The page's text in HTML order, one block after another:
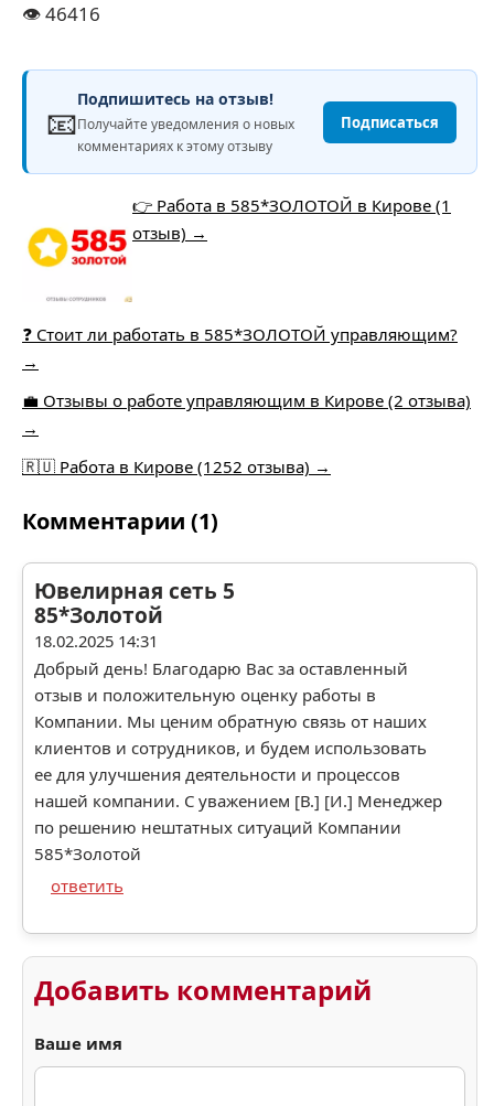
👁️46416
📧
Подпишитесь на отзыв!
Получайте уведомления о новых
комментариях к этому отзыву
Подписаться
👉 Работа в 585*ЗОЛОТОЙ в Кирове (1
отзыв) →
❓ Стоит ли работать в 585*ЗОЛОТОЙ управляющим?
→
💼 Отзывы о работе управляющим в Кирове (2 отзыва)
→
🇷🇺 Работа в Кирове (1252 отзыва) →
Комментарии (1)
Ювелирная сеть 5
85*Золотой
18.02.2025 14:31
Добрый день! Благодарю Вас за оставленный
отзыв и положительную оценку работы в
Компании. Мы ценим обратную связь от наших
клиентов и сотрудников, и будем использовать
ее для улучшения деятельности и процессов
нашей компании. С уважением [В.] [И.] Менеджер
по решению нештатных ситуаций Компании
585*Золотой
ответить
Добавить комментарий
Ваше имя